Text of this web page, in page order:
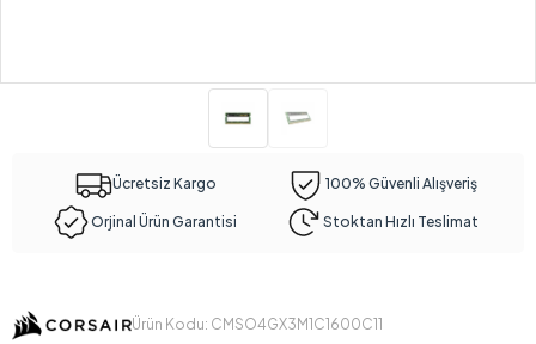
Ücretsiz Kargo 100% Güvenli Alışveriş
Orjinal Ürün Garantisi Stoktan Hızlı Teslimat
Ürün Kodu: CMSO4GX3M1C1600C11